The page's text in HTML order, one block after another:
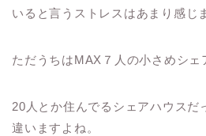
いると言うストレスはあまり感じ
ただうちはMAX７人の小さめシェ
20人とか住んでるシェアハウスだ
違いますよね。